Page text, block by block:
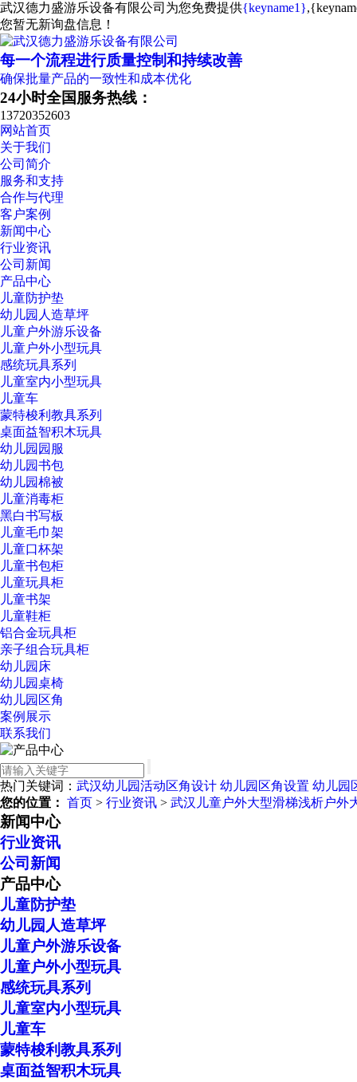
武汉德力盛游乐设备有限公司为您免费提供{keyname1}
您暂无新询盘信息！
每一个流程进行质量控制和持续改善
确保批量产品的一致性和成本优化
24小时全国服务热线：
13720352603
网站首页
关于我们
公司简介
服务和支持
合作与代理
客户案例
新闻中心
行业资讯
公司新闻
产品中心
儿童防护垫
幼儿园人造草坪
儿童户外游乐设备
儿童户外小型玩具
感统玩具系列
儿童室内小型玩具
儿童车
蒙特梭利教具系列
桌面益智积木玩具
幼儿园园服
幼儿园书包
幼儿园棉被
儿童消毒柜
黑白书写板
儿童毛巾架
儿童口杯架
儿童书包柜
儿童玩具柜
儿童书架
儿童鞋柜
铝合金玩具柜
亲子组合玩具柜
幼儿园床
幼儿园桌椅
幼儿园区角
案例展示
联系我们
热门关键词： 武汉幼儿园活动区角设计 幼儿园区角设置 幼儿园
您的位置： 首页 > 行业资讯 > 武汉儿童户外大型滑梯浅析户外
新闻中心
行业资讯
公司新闻
产品中心
儿童防护垫
幼儿园人造草坪
儿童户外游乐设备
儿童户外小型玩具
感统玩具系列
儿童室内小型玩具
儿童车
蒙特梭利教具系列
桌面益智积木玩具